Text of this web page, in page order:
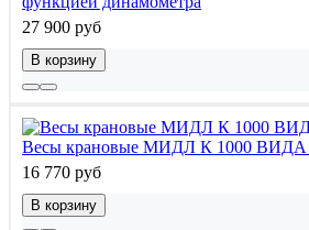
27 900 руб
В корзину
Весы крановые МИДЛ К 1000 ВИДА
16 770 руб
В корзину